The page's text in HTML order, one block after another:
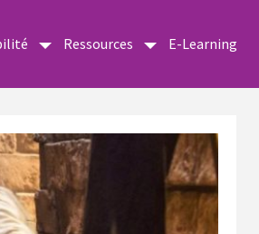
Ressources E-Learning